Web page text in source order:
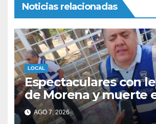
Noticias relacionadas
LOCAL
Espectaculares con
de Morena y muerte
mismo es un tema de
partidos: Carlos Ortiz
AGO 7, 2026